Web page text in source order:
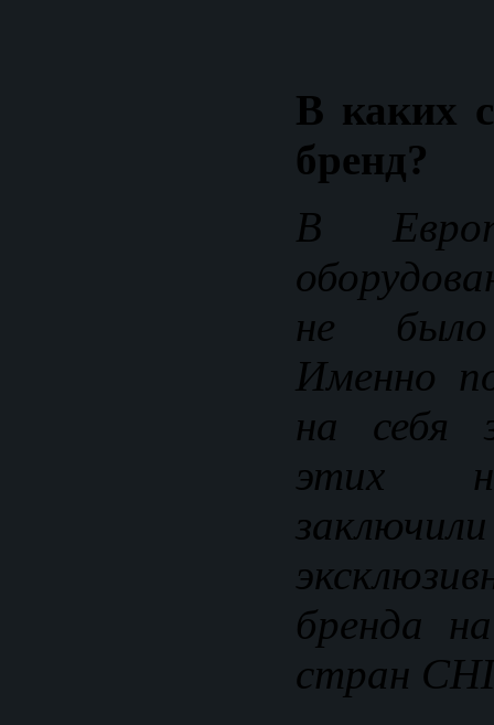
В каких
бренд?
В
не было
Именно
на себя
этих
бренда
стран